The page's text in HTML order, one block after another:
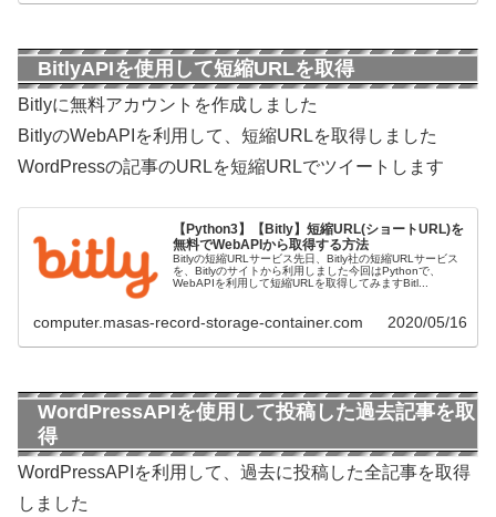
BitlyAPIを使用して短縮URLを取得
Bitlyに無料アカウントを作成しました
BitlyのWebAPIを利用して、短縮URLを取得しました
WordPressの記事のURLを短縮URLでツイートします
【Python3】【Bitly】短縮URL(ショートURL)を
無料でWebAPIから取得する方法
Bitlyの短縮URLサービス先日、Bitly社の短縮URLサービス
を、Bitlyのサイトから利用しました今回はPythonで、
WebAPIを利用して短縮URLを取得してみますBitl...
computer.masas-record-storage-container.com 2020/05/16
WordPressAPIを使用して投稿した過去記事を取
得
WordPressAPIを利用して、過去に投稿した全記事を取得
しました